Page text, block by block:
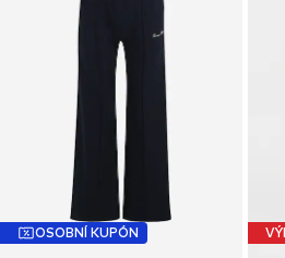
OSOBNÍ KUPÓN